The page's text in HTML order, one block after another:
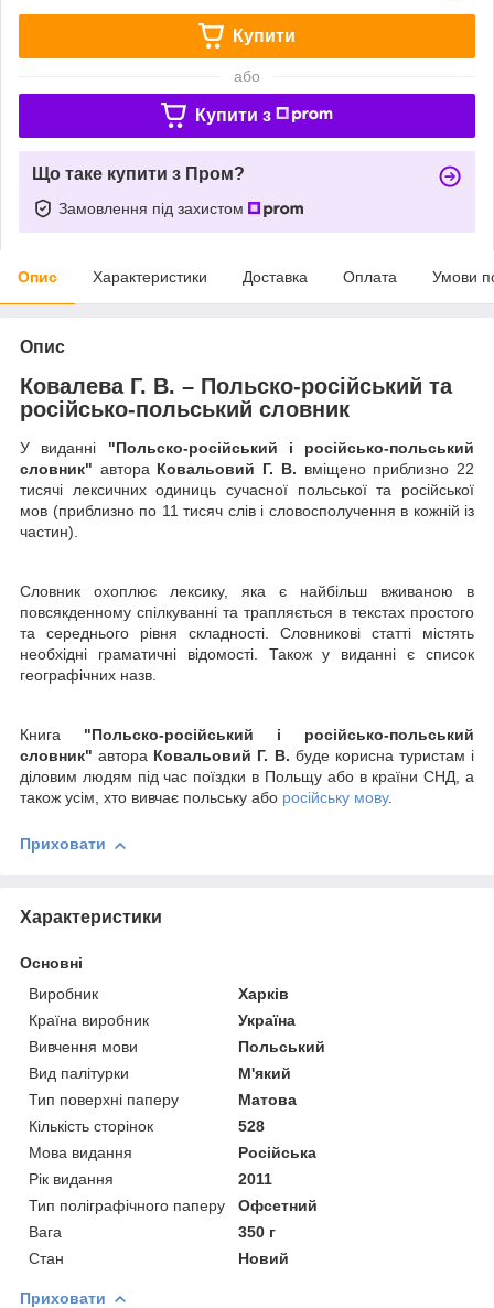
Купити
або
Купити з
Що таке купити з Пром?
Замовлення під захистом
Опис Характеристики Доставка Оплата Умови
Опис
Ковалева Г. В. – Польско-російський та
російсько-польський словник
У виданні "Польско-російський і російсько-польський
словник" автора Ковальовий Г. В. вміщено приблизно 22
тисячі лексичних одиниць сучасної польської та російської
мов (приблизно по 11 тисяч слів і словосполучення в кожній із
частин).
Словник охоплює лексику, яка є найбільш вживаною в
повсякденному спілкуванні та трапляється в текстах простого
та середнього рівня складності. Словникові статті містять
необхідні граматичні відомості. Також у виданні є список
географічних назв.
Книга "Польско-російський і російсько-польський
словник"автора Ковальовий Г. В. буде корисна туристам і
діловим людям під час поїздки в Польщу або в країни СНД, а
також усім, хто вивчає польську або російську мову.
Приховати
Характеристики
Основні
Виробник
Харків
Країна виробник
Україна
Вивчення мови
Польський
Вид палітурки
М'який
Тип поверхні паперу
Матова
Кількість сторінок
528
Мова видання
Російська
Рік видання
2011
Тип поліграфічного паперу
Офсетний
Вага
350 г
Стан
Новий
Приховати